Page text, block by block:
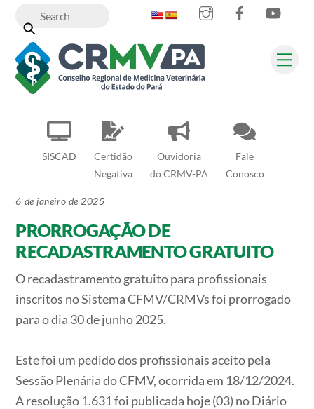
content
SISCAD
Certidão
Negativa
Ouvidoria
do CRMV-PA
Fale
Conosco
InstagramFacebook
6 de janeiro de 2025
PRORROGAÇÃO DE
RECADASTRAMENTO GRATUITO
O recadastramento gratuito para profissionais
inscritos no Sistema CFMV/CRMVs foi prorrogado
para o dia 30 de junho 2025.
Este foi um pedido dos profissionais aceito pela
Sessão Plenária do CFMV, ocorrida em 18/12/2024.
A resolução 1.631 foi publicada hoje (03) no Diário